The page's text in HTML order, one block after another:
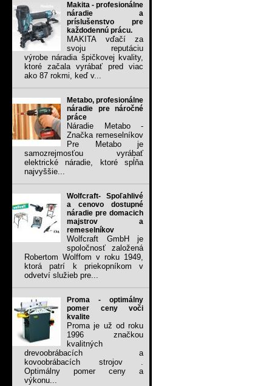
Makita - profesionálne
náradie a
príslušenstvo pre
každodennú prácu.
MAKITA vďačí za
svoju reputáciu
výrobe náradia špičkovej kvality,
ktoré začala vyrábať pred viac
ako 87 rokmi, keď v...
Metabo, profesionálne
náradie pre náročné
práce
Náradie Metabo -
Značka remeselníkov
Pre Metabo je
samozrejmosťou vyrábať
elektrické náradie, ktoré spĺňa
najvyššie...
Wolfcraft- Spoľahlivé
a cenovo dostupné
náradie pre domacich
majstrov a
remeselníkov
Wolfcraft GmbH je
spoločnosť založená
Robertom Wolffom v roku 1949,
ktorá patrí k priekopníkom v
odvetví služieb pre...
Proma - optimálny
pomer ceny voči
kvalite
Proma je už od roku
1996 značkou
kvalitných
drevoobrábacích a
kovoobrábacích strojov .
Optimálny pomer ceny a
výkonu...